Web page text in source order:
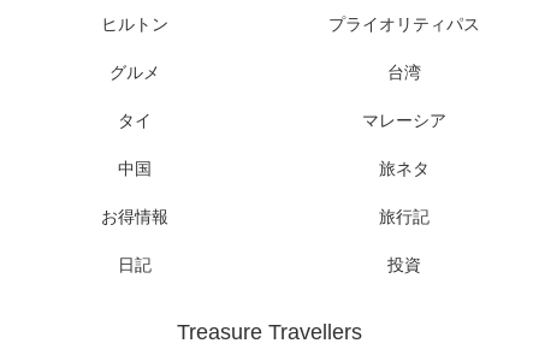
Treasure Travellers
ヒルトン プライオリティパス
グルメ 台湾
タイ マレーシア
中国 旅ネタ
お得情報 旅行記
日記 投資